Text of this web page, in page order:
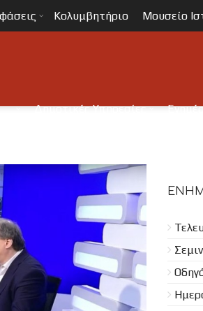
Κολυμβητήριο Μουσείο
Δημοτικές Υπηρεσίες